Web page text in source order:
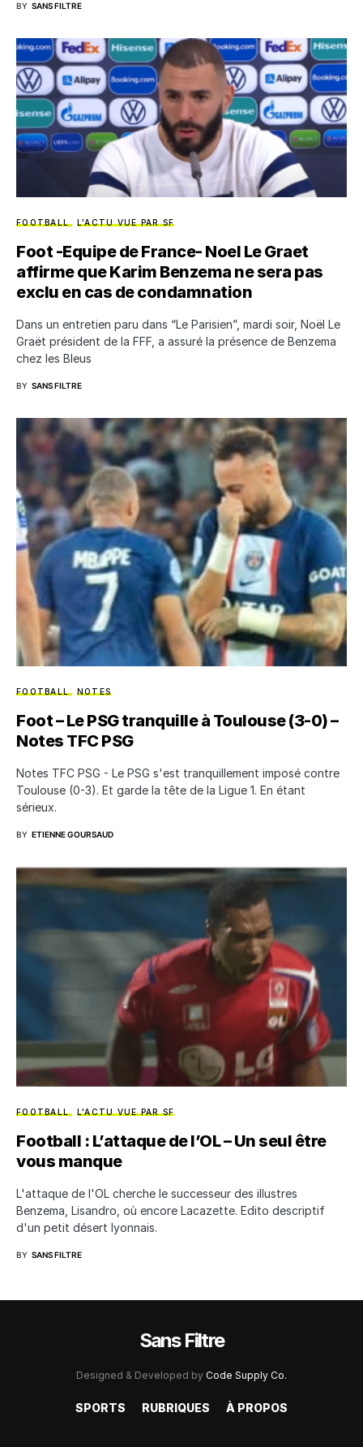
BY SANS FILTRE
FOOTBALL L'ACTU VUE PAR SF
Foot -Equipe de France- Noel Le Graet
affirme que Karim Benzema ne sera pas
exclu en cas de condamnation
Dans un entretien paru dans “Le Parisien”, mardi soir, Noël Le
Graët président de la FFF, a assuré la présence de Benzema
chez les Bleus
BY SANS FILTRE
FOOTBALL NOTES
Foot – Le PSG tranquille à Toulouse (3-0) –
Notes TFC PSG
Notes TFC PSG - Le PSG s'est tranquillement imposé contre
Toulouse (0-3). Et garde la tête de la Ligue 1. En étant
sérieux.
BY ETIENNE GOURSAUD
FOOTBALL L'ACTU VUE PAR SF
Football : L’attaque de l’OL – Un seul être
vous manque
L'attaque de l'OL cherche le successeur des illustres
Benzema, Lisandro, où encore Lacazette. Edito descriptif
d'un petit désert lyonnais.
BY SANS FILTRE
Sans Filtre
Designed & Developed by Code Supply Co.
SPORTS RUBRIQUES À PROPOS